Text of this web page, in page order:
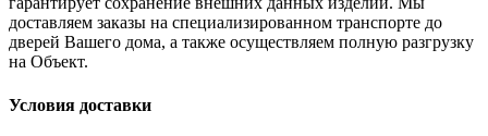
доставляем заказы на специализированном транспорте до
дверей Вашего дома, а также осуществляем полную разгрузку
на Объект.
Условия доставки